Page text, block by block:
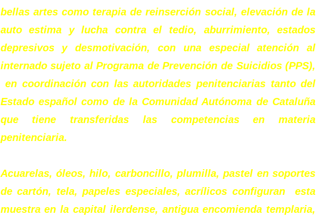
bellas artes como terapia de reinserción social, elevación de la
auto estima y lucha contra el tedio, aburrimiento, estados
depresivos y desmotivación, con una especial atención al
internado sujeto al Programa de Prevención de Suicidios (PPS),
en coordinación con las autoridades penitenciarias tanto del
Estado español como de la Comunidad Autónoma de Cataluña
que tiene transferidas las competencias en materia
penitenciaria.
Acuarelas, óleos, hilo, carboncillo, plumilla, pastel en soportes
de cartón, tela, papeles especiales, acrílicos configuran esta
muestra en la capital ilerdense, antigua encomienda templaria,